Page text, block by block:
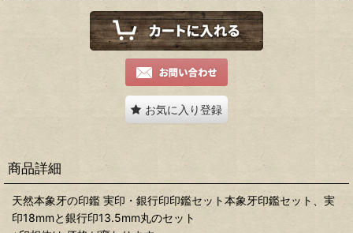
お気に入り登録
商品詳細
天然本象牙の印鑑 実印・銀行印印鑑セット本象牙印鑑セット、実
印18mmと銀行印13.5mm丸のセット